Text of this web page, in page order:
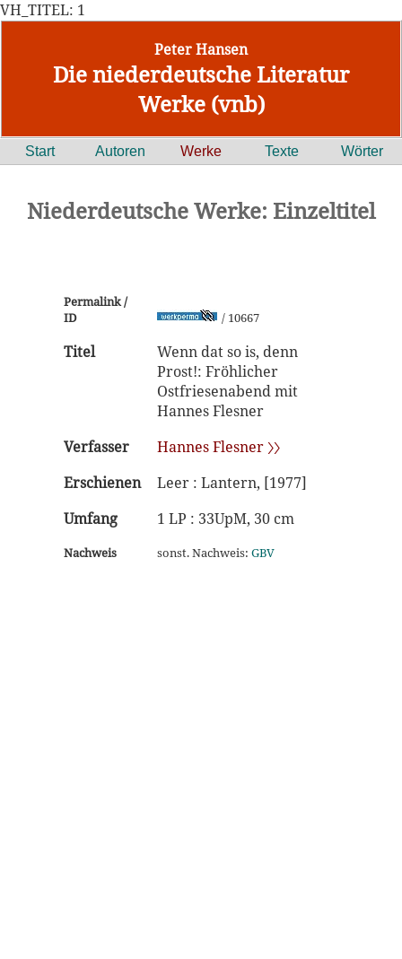
VH_TITEL: 1
Peter Hansen
Die niederdeutsche Literatur
Werke (vnb)
Start Autoren Werke Texte Wörter
Niederdeutsche Werke: Einzeltitel
Permalink /
ID
/ 10667
Titel
Wenn dat so is, denn
Prost!: Fröhlicher
Ostfriesenabend mit
Hannes Flesner
Verfasser
Hannes Flesner 〉〉
Erschienen
Leer : Lantern, [1977]
Umfang
1 LP : 33UpM, 30 cm
Nachweis sonst. Nachweis: GBV